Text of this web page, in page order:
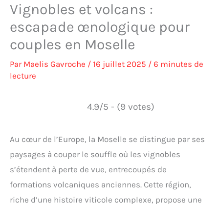
Vignobles et volcans :
escapade œnologique pour
couples en Moselle
Par Maelis Gavroche / 16 juillet 2025 / 6 minutes de
lecture
4.9/5 - (9 votes)
Au cœur de l’Europe, la Moselle se distingue par ses
paysages à couper le souffle où les vignobles
s’étendent à perte de vue, entrecoupés de
formations volcaniques anciennes. Cette région,
riche d’une histoire viticole complexe, propose une